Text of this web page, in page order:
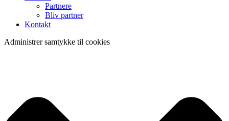
Partnere
Bliv partner
Kontakt
Administrer samtykke til cookies